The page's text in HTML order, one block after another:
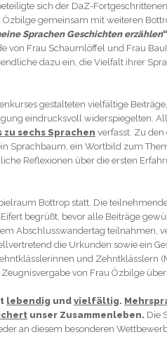
sich der DaZ-
gemeinsam mit weiteren
Sprachen Geschichten erzählen“
von Frau Schaumlöffel und Frau
dazu ein, die Vielfalt ihrer
gestalteten vielfältige
eindrucksvoll widerspiegelten.
zu sechs Sprachen verfasst. Zu
Sprachbaum, ein Wortbild zum
Reflexionen über die ersten
Bottrop statt. Die
begrüßt, bevor alle Beiträge
Abschlusswandertag teilnahmen,
die Urkunden sowie ein
und Zehntklässlern
von Frau Özbilge
lebendig und vielfältig.
unser Zusammenleben. Die
an diesem besonderen